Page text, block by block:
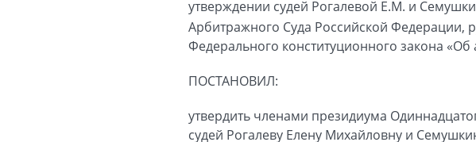
утверждении судей Рогалевой Е.М. и
Арбитражного Суда Российской Федерации,
Федерального конституционного закона
ПОСТАНОВИЛ:
утвердить членами президиума
судей Рогалеву Елену Михайловну и